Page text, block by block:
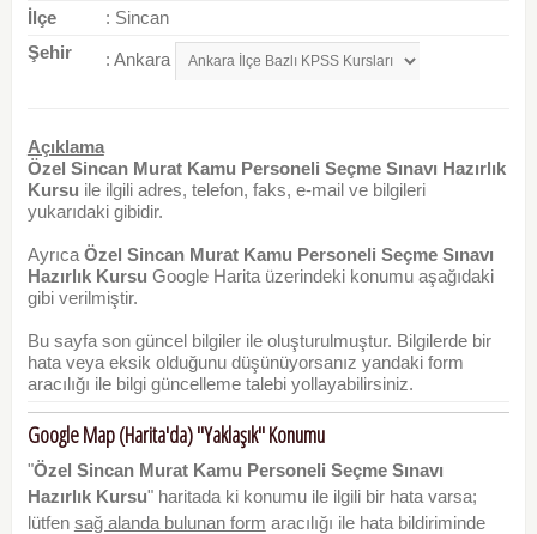
İlçe
: Sincan
Şehir
: Ankara
Açıklama
Özel Sincan Murat Kamu Personeli Seçme Sınavı Hazırlık
Kursu ile ilgili adres, telefon, faks, e-mail ve bilgileri
yukarıdaki gibidir.
AyrıcaÖzel Sincan Murat Kamu Personeli Seçme Sınavı
Hazırlık Kursu Google Harita üzerindeki konumu aşağıdaki
gibi verilmiştir.
Bu sayfa son güncel bilgiler ile oluşturulmuştur. Bilgilerde bir
hata veya eksik olduğunu düşünüyorsanız yandaki form
aracılığı ile bilgi güncelleme talebi yollayabilirsiniz.
Google Map (Harita'da) "Yaklaşık" Konumu
"Özel Sincan Murat Kamu Personeli Seçme Sınavı
Hazırlık Kursu" haritada ki konumu ile ilgili bir hata varsa;
lütfen sağ alanda bulunan form aracılığı ile hata bildiriminde